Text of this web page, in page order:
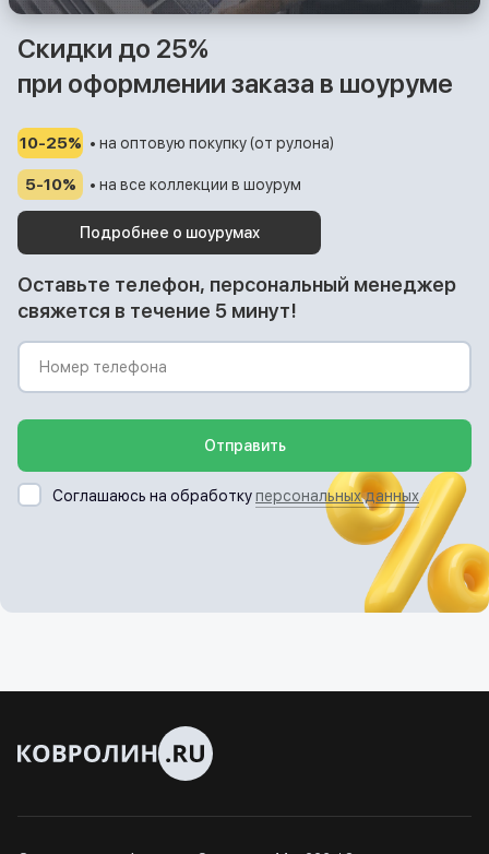
Скидки до 25%
при оформлении заказа в шоуруме
10-25% • на оптовую покупку (от рулона)
5-10% • на все коллекции в шоурум
Подробнее о шоурумах
Оставьте телефон, персональный менеджер
свяжется в течение 5 минут!
Отправить
Соглашаюсь на обработкуперсональных данных